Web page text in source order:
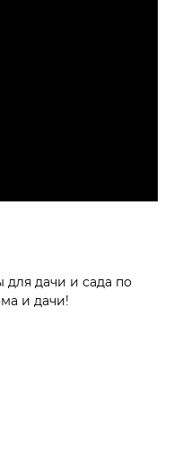
дачи и сада по
и дачи!